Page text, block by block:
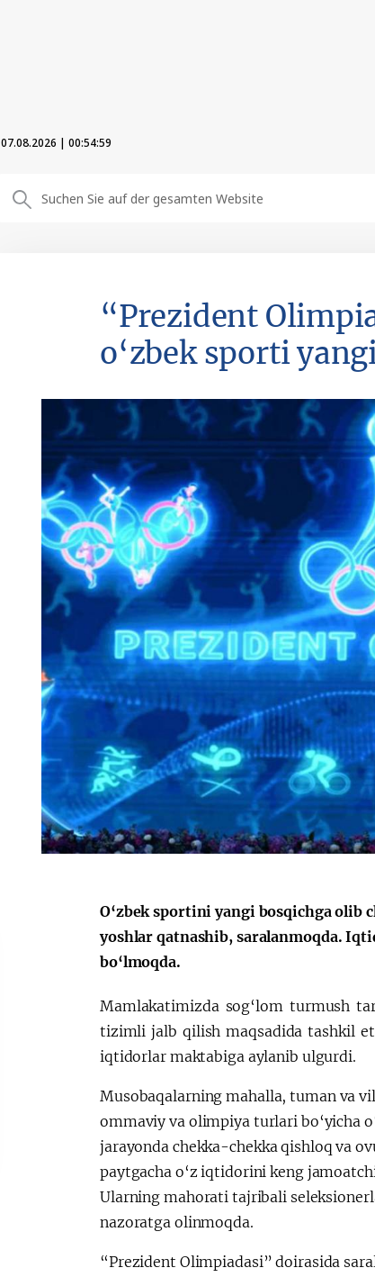
07.08.2026 | 00:55:00
Das erste
Gipfeltreffen
“Prezident
o‘zbek sporti
O‘zbek sportini yangi bosqichga olib
yoshlar qatnashib, saralanmoqda.
bo‘lmoqda.
Mamlakatimizda sog‘lom turmush
tizimli jalb qilish maqsadida tashkil
iqtidorlar maktabiga aylanib ulgurdi.
Musobaqalarning mahalla, tuman va
ommaviy va olimpiya turlari bo‘yicha
jarayonda chekka-chekka qishloq va
paytgacha o‘z iqtidorini keng
Ularning mahorati tajribali
nazoratga olinmoqda.
“Prezident Olimpiadasi” doirasida